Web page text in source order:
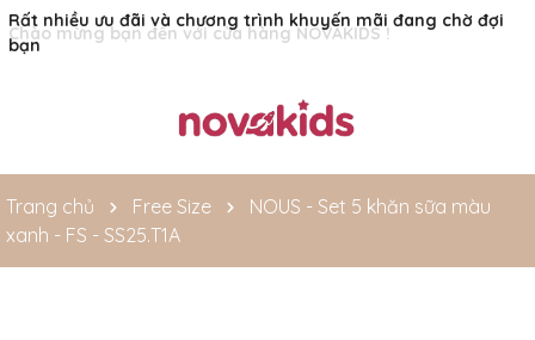
Rất nhiều ưu đãi và chương trình khuyến mãi đang chờ đợi
bạn
Trang chủ Free Size
NOUS - Set 5 khăn sữa màu
xanh - FS - SS25.T1A